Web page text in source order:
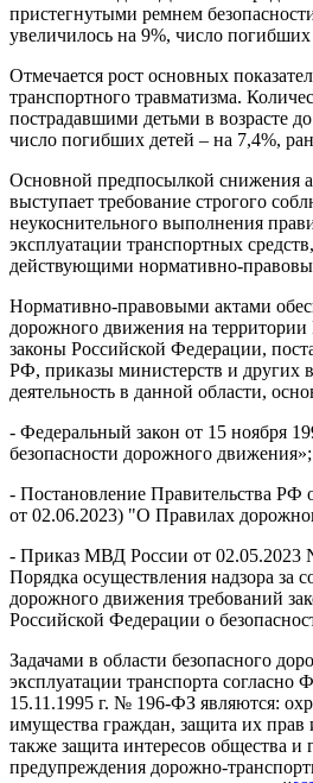
пристегнутыми ремнем
увеличилось на 9%, число
Отмечается рост основных
транспортного травматизма.
пострадавшими детьми в возрасте
число погибших детей – на 7,4%,
Основной предпосылкой снижения
выступает требование строгого
неукоснительного выполнения
эксплуатации транспортных
действующими нормативно-
Нормативно-правовыми актами
дорожного движения на
законы Российской Федерации,
РФ, приказы министерств и других
деятельность в данной области,
- Федеральный закон от 15 ноября
безопасности дорожного движения»;
- Постановление Правительства РФ
от 02.06.2023) "О Правилах
- Приказ МВД России от 02.05.2023
Порядка осуществления надзора за
дорожного движения требований
Российской Федерации о
Задачами в области безопасного
эксплуатации транспорта согласно
15.11.1995 г. № 196-ФЗ являются:
имущества граждан, защита их прав
также защита интересов общества и
предупреждения дорожно-